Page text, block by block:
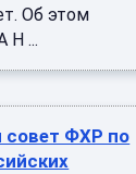
Об этом
Н ...
совет ФХР по